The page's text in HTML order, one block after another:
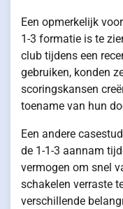
Een opmerkelijk
1-3 formatie is te
club tijdens een
gebruiken, konden
scoringskansen
toename van hun
Een andere
de 1-1-3 aannam
vermogen om snel
schakelen verraste
verschillende